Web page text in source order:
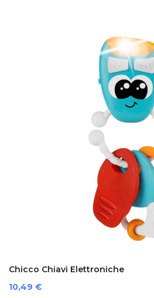
Chicco Chiavi Elettroniche
Prezzo
10,49 €